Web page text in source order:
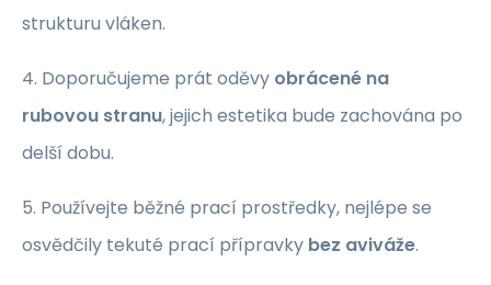
strukturu vláken.
4. Doporučujeme prát oděvy obrácené na
rubovou stranu, jejich estetika bude zachována po
delší dobu.
5. Používejte běžné prací prostředky, nejlépe se
osvědčily tekuté prací přípravky bez aviváže.